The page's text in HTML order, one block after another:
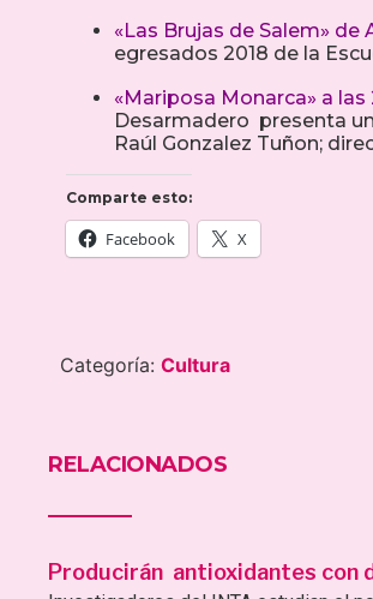
«Las Brujas de Salem» de
egresados 2018 de la
«Mariposa Monarca» a las
Desarmadero presenta
Raúl Gonzalez Tuñon;
Comparte esto:
Facebook X
Categoría: Cultura
RELACIONADOS
Producirán antioxidantes con